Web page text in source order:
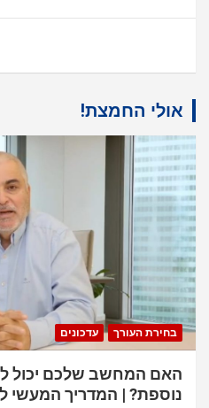
אולי החמצת!
בחירת העורך עדכונים
האם המחשב שלכם יכול
נוספת? | המדריך המעשי